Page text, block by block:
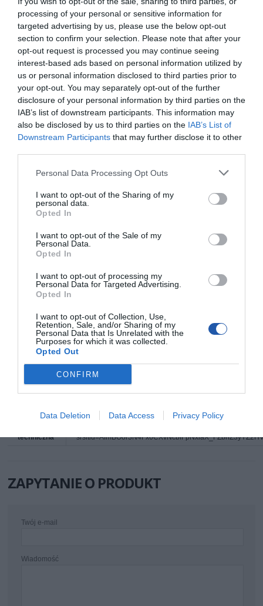
processing of your personal or sensitive information for
targeted advertising by us, please use the below opt-out
section to confirm your selection. Please note that after your
opt-out request is processed you may continue seeing
interest-based ads based on personal information utilized by
us or personal information disclosed to third parties prior to
your opt-out. You may separately opt-out of the further
disclosure of your personal information by third parties on the
IAB’s list of downstream participants. This information may
also be disclosed by us to third parties on the IAB’s List of
Downstream Participants that may further disclose it to other
Personal Data Processing Opt Outs
I want to opt-out of the Sharing of my
personal data.
Opted In
I want to opt-out of the Sale of my
Personal Data.
Opted In
I want to opt-out of processing my
Personal Data for Targeted Advertising.
Opted In
I want to opt-out of Collection, Use,
Retention, Sale, and/or Sharing of my
Personal Data that Is Unrelated with the
Purposes for which it was collected.
Opted Out
CONFIRM
Data Deletion Data Access Privacy Policy
Interfejs
pamięci
USB 3.0
Wbudowany
czytnik kart
pamięci
Nie
Szerokość 20.9 mm
Wysokość 69.6 mm
Głębokość
Obsługiwane
systemy
operacyjne
Microsoft Windows 2000
Microsoft Windows XP
Mac OS 9.0 lub nowszy
Windows 8
informacji
Deklarowana waga jest wagą minimalną i może różnić się w zależności od
INFORMACJE HANDLOWE
producenta
TS128GJF760
Dane
Transcend Information, Inc.
No. 2, Creation Road III
Science-Based Industrial Park
Hsinchu 300-70
Tajwan
Strona internetowa: www.transcend-info.com
techniczna
ZAPYTANIE O PRODUKT
Twój e-mail
Wiadomość